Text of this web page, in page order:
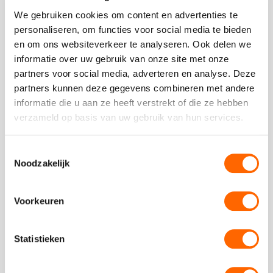
We gebruiken cookies om content en advertenties te
personaliseren, om functies voor social media te bieden
en om ons websiteverkeer te analyseren. Ook delen we
informatie over uw gebruik van onze site met onze
partners voor social media, adverteren en analyse. Deze
partners kunnen deze gegevens combineren met andere
informatie die u aan ze heeft verstrekt of die ze hebben
verzameld op basis van uw gebruik van hun services.
Noodzakelijk
Voorkeuren
Statistieken
Zijn er borrelhapjes inbegrepen?
Beoordeling van onze klanten
slide
Prass advocatuur
Genoten van de borrelboot op een prachtige luxe
Deze